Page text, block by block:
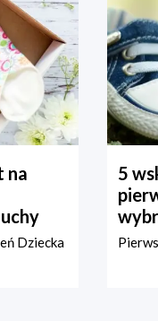
na
Dziecka
5